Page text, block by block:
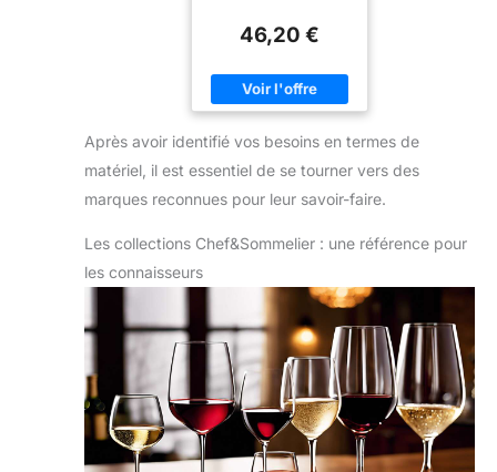
46,20 €
Après avoir identifié vos besoins en termes de
matériel, il est essentiel de se tourner vers des
marques reconnues pour leur savoir-faire.
Les collections Chef&Sommelier : une référence pour
les connaisseurs